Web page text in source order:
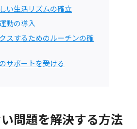
い生活リズムの確立
動の導入
スするためのルーチンの確
サポートを受ける
問題を解決する方法